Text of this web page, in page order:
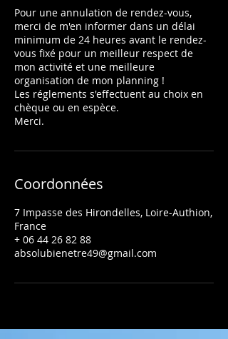
Pour une annulation de rendez-vous,
merci de m'en informer dans un délai
minimum de 24 heures avant le rendez-
vous fixé pour un meilleur respect de
mon activité et une meilleure
organisation de mon planning !
Les réglements s'effectuent au choix en
chèque ou en espèce.
Coordonnées
7 Impasse des Hirondelles, Loire-Authion,
France
+ 06 44 26 82 88
absolubienetre49@gmail.com